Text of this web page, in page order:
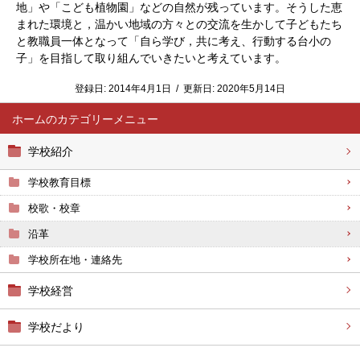
ホーム
学校紹介
学校教育目標
校歌・校章
沿革
学校所在地・連絡先
学校経営
学校だより
地」や「こども植物園」などの自然が残っています。そうした恵
まれた環境と，温かい地域の方々との交流を生かして子どもたち
と教職員一体となって「自ら学び，共に考え、行動する台小の
子」を目指して取り組んでいきたいと考えています。
登録日: 2014年4月1日 / 更新日: 2020年5月14日